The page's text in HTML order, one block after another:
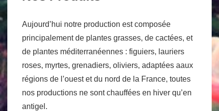
Aujourd’hui notre production est composée
principalement de plantes grasses, de cactées, et
de plantes méditerranéennes : figuiers, lauriers
roses, myrtes, grenadiers, oliviers, adaptées aaux
régions de l’ouest et du nord de la France, toutes
nos productions ne sont chauffées en hiver qu’en
antigel.